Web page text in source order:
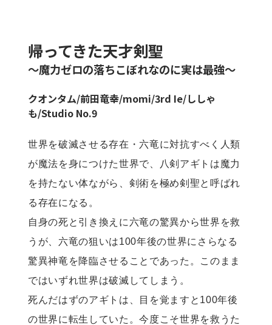
帰ってきた天才剣聖
〜魔力ゼロの落ちこぼれなのに実は最強〜
クオンタム/前田竜幸/momi/3rd Ie/ししゃ
も/Studio No.9
世界を破滅させる存在・六竜に対抗すべく人類
が魔法を身につけた世界で、八剣アギトは魔力
を持たない体ながら、剣術を極め剣聖と呼ばれ
る存在になる。
自身の死と引き換えに六竜の驚異から世界を救
うが、六竜の狙いは100年後の世界にさらなる
驚異神竜を降臨させることであった。このまま
ではいずれ世界は破滅してしまう。
死んだはずのアギトは、目を覚ますと100年後
の世界に転生していた。今度こそ世界を救うた